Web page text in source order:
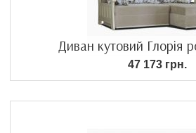
Диван кутовий Глорія
47 173 грн.